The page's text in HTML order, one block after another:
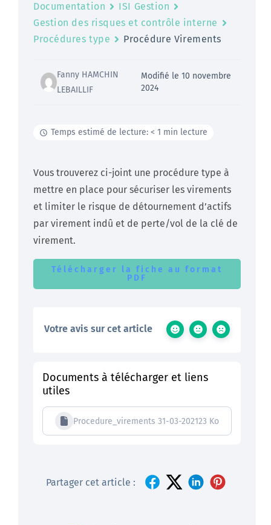
Documentation
ISI Gestion
Gestion des risques et contrôle interne
Procédures type
Procédure Virements
Fanny HAMCHIN
LEBAILLIF
Modifié le 10 novembre
2024
Temps estimé de lecture: < 1 min lecture
Vous trouverez ci-joint une procédure type à
mettre en place pour sécuriser les virements
et limiter le risque de détournement d’actifs
par virement indû et de perte/vol de la clé de
virement.
Télécharger la fiche au format
PDF
Votre avis sur cet article
Documents à télécharger et liens
utiles
Procedure_virements 31-03-202123 Ko
Partager cet article :